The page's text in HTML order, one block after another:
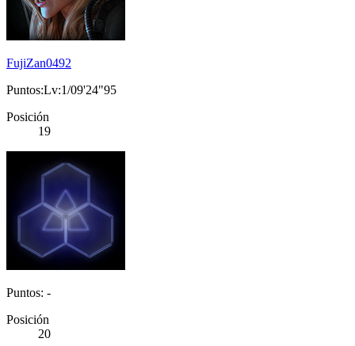
FujiZan0492
Puntos:Lv:1/09'24"95
Posición
19
Puntos: -
Posición
20